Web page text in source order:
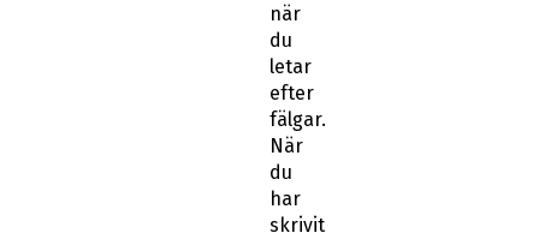
när
du
letar
efter
fälgar.
När
du
har
skrivit